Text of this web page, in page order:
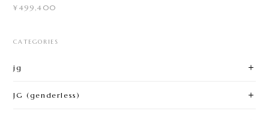
¥499,400
CATEGORIES
jg
JG (genderless)